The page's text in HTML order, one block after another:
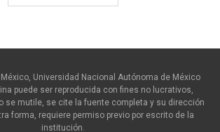
Universidad Nacional Autónoma de México
puede ser reproducida con fines no lucrativos,
se mutile, se cite la fuente completa y su dirección
forma, requiere permiso previo por escrito de la
institución.